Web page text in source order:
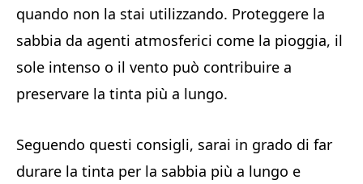
quando non la stai utilizzando. Proteggere la
sabbia da agenti atmosferici come la pioggia, il
sole intenso o il vento può contribuire a
preservare la tinta più a lungo.
Seguendo questi consigli, sarai in grado di far
durare la tinta per la sabbia più a lungo e